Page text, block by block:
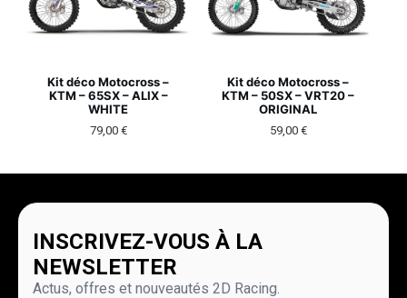
Kit déco Motocross –
KTM – 65SX – ALIX –
WHITE
79,00 €
Kit déco Motocross –
KTM – 50SX – VRT20 –
ORIGINAL
59,00 €
INSCRIVEZ-VOUS À LA
NEWSLETTER
Actus, offres et nouveautés 2D Racing.